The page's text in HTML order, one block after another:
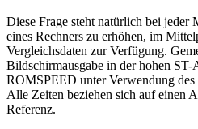
Diese Frage steht natürlich bei jeder
eines Rechners zu erhöhen, im
Vergleichsdaten zur Verfügung.
Bildschirmausgabe in der hohen
ROMSPEED unter Verwendung
Alle Zeiten beziehen sich auf einen
Referenz.